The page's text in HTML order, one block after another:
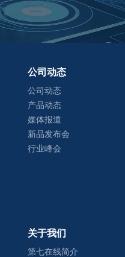
公司动态
公司动态
产品动态
媒体报道
新品发布会
行业峰会
关于我们
第七在线简介